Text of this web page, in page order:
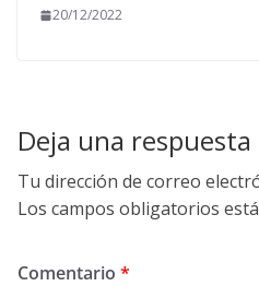
20/12/2022
Deja una respuesta
Tu dirección de correo
Los campos obligatorios
Comentario *